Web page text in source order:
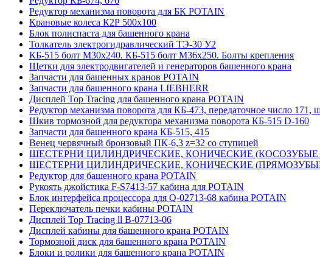
Редуктор механизма поворота для БК POTAIN
Крановые колеса К2Р 500х100
Блок полиспаста для башенного крана
Толкатель электрогидравлический ТЭ-30 У2
КБ-515 болт М30х240. КБ-515 болт М36х250. Болты крепления
Щетки для электродвигателей и генераторов башенного крана
Запчасти для башенных кранов POTAIN
Запчасти для башенного крана LIEBHERR
Дисплей Top Tracing для башенного крана POTAIN
Редуктор механизма поворота для КБ-473, передаточное число 171,
Шкив тормозной для редуктора механизма поворота КБ-515 D-160
Запчасти для башенного крана КБ-515, 415
Венец червячный бронзовый ПК-6,3 z=32 со ступицей
ШЕСТЕРНИ ЦИЛИНДРИЧЕСКИЕ, КОНИЧЕСКИЕ (КОСОЗУБЫЕ И
ШЕСТЕРНИ ЦИЛИНДРИЧЕСКИЕ, КОНИЧЕСКИЕ (ПРЯМОЗУБЫЕ
Редуктор для башенного крана POTAIN
Рукоять джойстика F-S7413-57 кабина для POTAIN
Блок интерфейса процессора для Q-02713-68 кабина POTAIN
Переключатель печки кабины POTAIN
Дисплей Top Tracing ll B-07713-06
Дисплей кабины для башенного крана POTAIN
Тормозной диск для башенного крана POTAIN
Блоки и ролики для башенного крана POTAIN